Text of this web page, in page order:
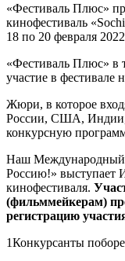
«Фестиваль Плюс»
кинофестиваль
18 по 20 февраля
«Фестиваль Плюс» в
участие в
Жюри, в которое
России, США, Индии,
конкурсную
Наш
Россию!» выступает
кинофестиваля.
(фильммейкерам)
регистрацию
1Конкурсанты